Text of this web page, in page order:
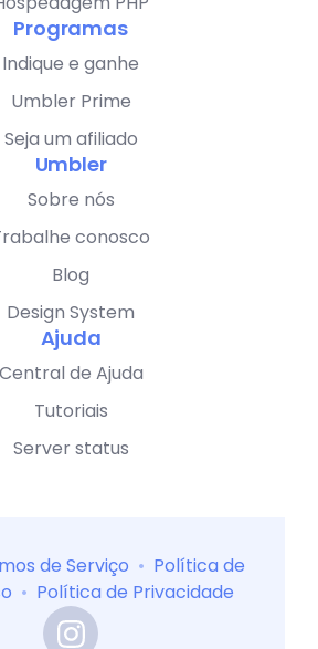
Programas
Indique e ganhe
Umbler Prime
Seja um afiliado
Umbler
Sobre nós
conosco
Blog
Design System
Ajuda
Central de Ajuda
Tutoriais
Server status
de Serviço • Política de
• Política de Privacidade